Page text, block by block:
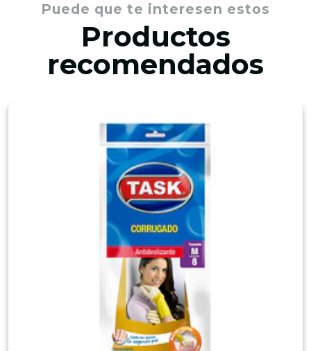
Puede que te interesen estos
Productos
recomendados